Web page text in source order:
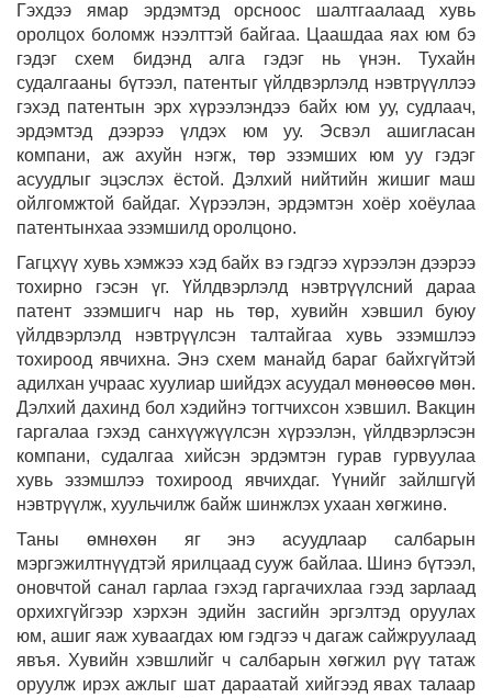
Гэхдээ ямар эрдэмтэд орсноос шалтгаалаад хувь
оролцох боломж нээлттэй байгаа. Цаашдаа яах юм бэ
гэдэг схем бидэнд алга гэдэг нь үнэн. Тухайн
судалгааны бүтээл, патентыг үйлдвэрлэлд нэвтрүүллээ
гэхэд патентын эрх хүрээлэндээ байх юм уу, судлаач,
эрдэмтэд дээрээ үлдэх юм уу. Эсвэл ашигласан
компани, аж ахуйн нэгж, төр эзэмших юм уу гэдэг
асуудлыг эцэслэх ёстой. Дэлхий нийтийн жишиг маш
ойлгомжтой байдаг. Хүрээлэн, эрдэмтэн хоёр хоёулаа
патентынхаа эзэмшилд оролцоно.
Гагцхүү хувь хэмжээ хэд байх вэ гэдгээ хүрээлэн дээрээ
тохирно гэсэн үг. Үйлдвэрлэлд нэвтрүүлсний дараа
патент эзэмшигч нар нь төр, хувийн хэвшил буюу
үйлдвэрлэлд нэвтрүүлсэн талтайгаа хувь эзэмшлээ
тохироод явчихна. Энэ схем манайд бараг байхгүйтэй
адилхан учраас хуулиар шийдэх асуудал мөнөөсөө мөн.
Дэлхий дахинд бол хэдийнэ тогтчихсон хэвшил. Вакцин
гаргалаа гэхэд санхүүжүүлсэн хүрээлэн, үйлдвэрлэсэн
компани, судалгаа хийсэн эрдэмтэн гурав гурвуулаа
хувь эзэмшлээ тохироод явчихдаг. Үүнийг зайлшгүй
нэвтрүүлж, хуульчилж байж шинжлэх ухаан хөгжинө.
Таны өмнөхөн яг энэ асуудлаар салбарын
мэргэжилтнүүдтэй ярилцаад сууж байлаа. Шинэ бүтээл,
оновчтой санал гарлаа гэхэд гаргачихлаа гээд зарлаад
орхихгүйгээр хэрхэн эдийн засгийн эргэлтэд оруулах
юм, ашиг яаж хуваагдах юм гэдгээ ч дагаж сайжруулаад
явъя. Хувийн хэвшлийг ч салбарын хөгжил рүү татаж
оруулж ирэх ажлыг шат дараатай хийгээд явах талаар